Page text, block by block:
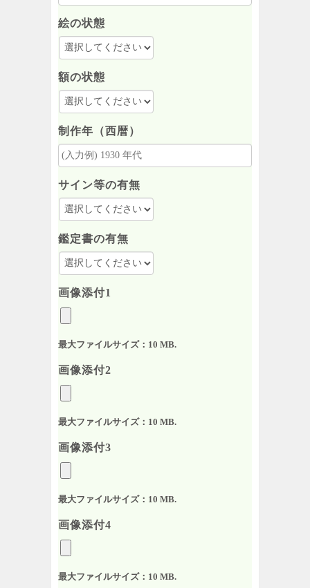
絵の状態
額の状態
制作年（西暦）
サイン等の有無
鑑定書の有無
画像添付1
最大ファイルサイズ：10 MB.
画像添付2
最大ファイルサイズ：10 MB.
画像添付3
最大ファイルサイズ：10 MB.
画像添付4
最大ファイルサイズ：10 MB.